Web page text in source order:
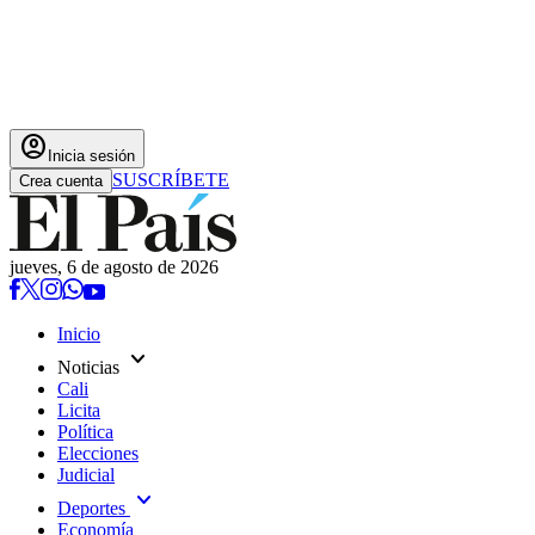
account_circle Inicia sesión
Crea cuenta SUSCRÍBETE
jueves, 6 de agosto de 2026
Inicio
Noticias expand_more
Cali
Licita
Política
Elecciones
Judicial
Deportes expand_more
Economía